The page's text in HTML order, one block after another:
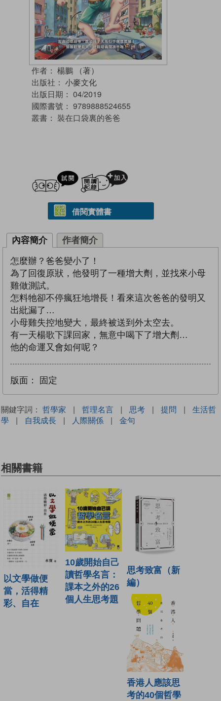
作者： 楊鵬 （著）
出版社： 小麥文化
出版日期： 04/2019
國際書號： 9789888524655
叢書： 裝在口袋裏的爸爸
試閲
借閱實體書
內容簡介 作者簡介
怎麼辦？爸爸變小了！
為了回復原狀，他發明了一種增大劑，並找來小母
雞做測試。
怎料牠卻不停瘋狂地增長！看來這次爸爸的發明又
出紕漏了…
小母雞失控地變大，最終被送到外太空去。
有一天楊歌下課回家，無意中喝下了增大劑…
他的命運又會如何呢？
版面： 固定
關鍵字詞： 哲學家 | 哲理名言 | 思考 | 提問 |
生活哲
學
| 自我成長 | 人際關係 | 金句
相關書籍
以文學做便
當，活得精
彩、自在
10歲開始自己
讀哲學名言：
課本之外的26
個人生思考題
思考致富（新
編）
香港人應該思
考的40個哲學